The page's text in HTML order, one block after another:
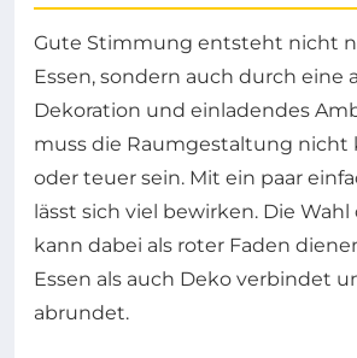
Gute Stimmung entsteht nicht
Essen, sondern auch durch eine
Dekoration und einladendes
muss die Raumgestaltung nicht
oder teuer sein. Mit ein paar
lässt sich viel bewirken. Die
kann dabei als roter Faden
Essen als auch Deko verbindet
abrundet.